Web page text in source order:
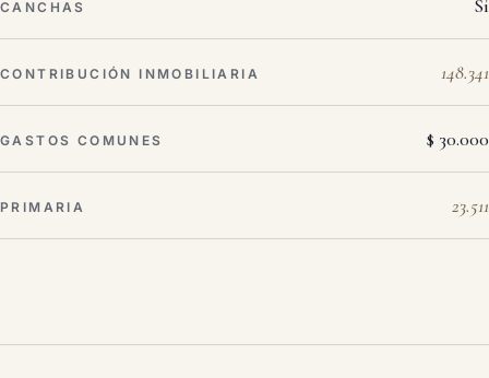
CANCHAS Sí
CONTRIBUCIÓN INMOBILIARIA 148.341
GASTOS COMUNES $ 30.000
PRIMARIA 23.511